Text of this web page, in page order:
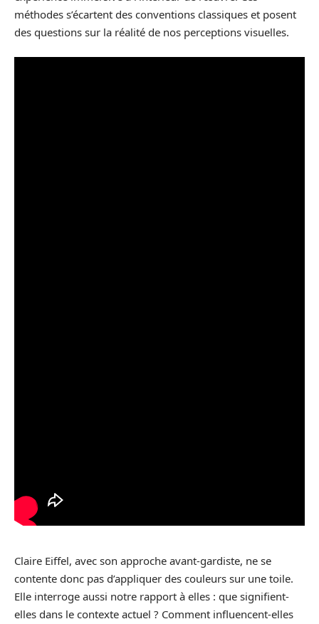
méthodes s’écartent des conventions classiques et posent
des questions sur la réalité de nos perceptions visuelles.
Claire Eiffel, avec son approche avant-gardiste, ne se
contente donc pas d’appliquer des couleurs sur une toile.
Elle interroge aussi notre rapport à elles : que signifient-
elles dans le contexte actuel ? Comment influencent-elles